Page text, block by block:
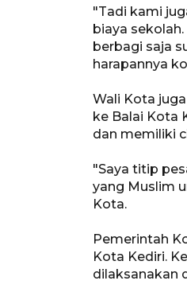
"Tadi kami
biaya
berbagi saja
harapannya
Wali Kota
ke Balai Kota
dan memiliki
"Saya titip
yang Muslim
Kota.
Pemerintah
Kota Kediri.
dilaksanakan